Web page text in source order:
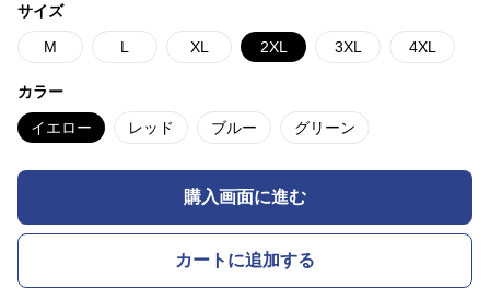
サイズ
M L XL 2XL 3XL 4XL
カラー
イエロー レッド ブルー グリーン
購入画面に進む
カートに追加する